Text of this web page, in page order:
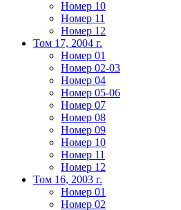
Номер 10
Номер 11
Номер 12
Том 17, 2004 г.
Номер 01
Номер 02-03
Номер 04
Номер 05-06
Номер 07
Номер 08
Номер 09
Номер 10
Номер 11
Номер 12
Том 16, 2003 г.
Номер 01
Номер 02